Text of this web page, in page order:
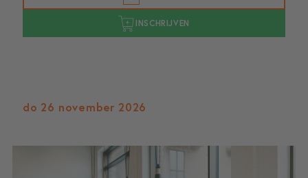
INSCHRIJVEN
do 26 november 2026